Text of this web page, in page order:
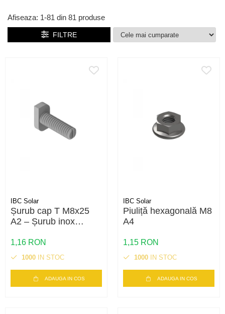
Afiseaza: 1-81 din 81 produse
FILTRE
IBC Solar
Șurub cap T M8x25
A2 – Șurub inox
fotovoltaice | Calitate
A2
1,16 RON
1000 IN STOC
ADAUGA IN COS
IBC Solar
Piuliță hexagonală M8
A4
1,15 RON
1000 IN STOC
ADAUGA IN COS